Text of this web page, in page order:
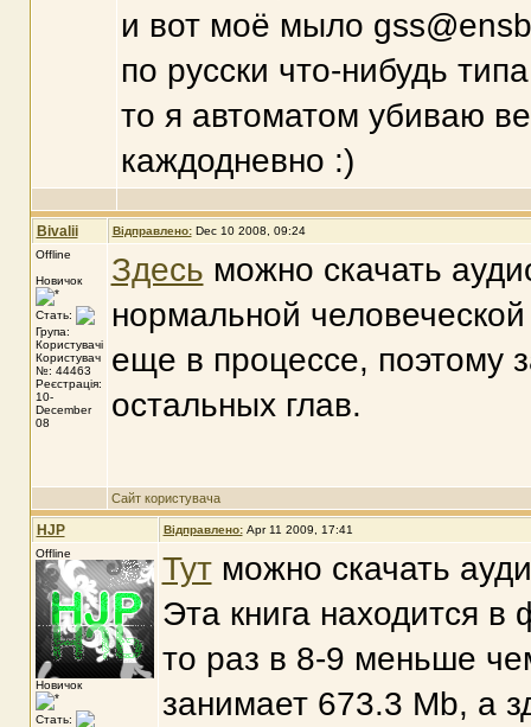
и вот моё мыло
по русски что-нибудь
то я автоматом убиваю
каждодневно :)
Bivalii Відправлено: Dec 10 2008, 09:24
Offline
Новичок
Стать:
Група:
Користувачі
Користувач
№: 44463
Реєстрація:
10-
December
08
Здесь можно скачать
нормальной
еще в процессе, поэтому
остальных глав.
Сайт користувача
HJP Відправлено: Apr 11 2009, 17:41
Offline
Новичок
Стать:
Тутможно скачать
Эта книга находится
то раз в 8-9 меньше
занимает 673.3 Mb, а